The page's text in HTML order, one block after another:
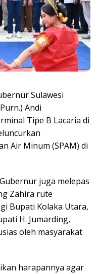
Sulawesi
Andi
Tipe B Lacaria di
Air Minum (SPAM) di
juga melepas
Zahira rute
Bupati Kolaka Utara,
H. Jumarding,
oleh masyarakat
harapannya agar